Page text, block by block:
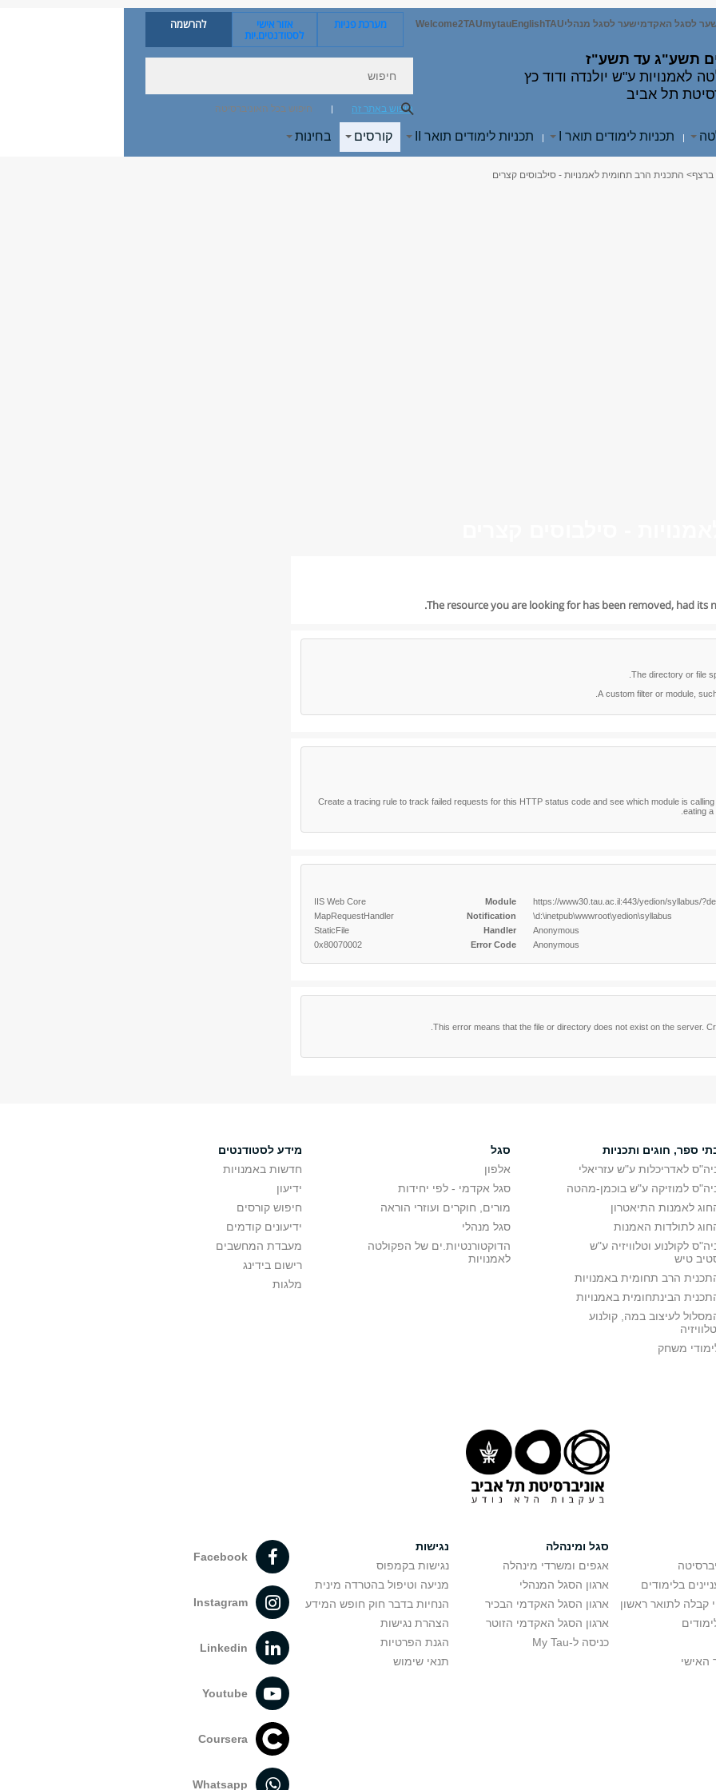
תשע"ג עד תשע"ז
לאמנויות ע"ש יולנדה ודוד כץ
תל אביב
לסגל האקדמישער לסגל מנהליTAU
English
mytau
Welcome2TAU מערכת פניות אזור אישי
לסטודנטים.יות
להרשמה
חיפוש באתר זה חיפוש בכל האוניברסיטה
תכניות לימודים תואר I תכניות לימודים תואר II קורסים בחינות
ברצף> התכנית הרב תחומית לאמנויות - סילבוסים קצרים
The resource you are looking for has been removed, had its
The directory or file
A custom filter or module,
Create a tracing rule to track failed requests for this HTTP status code and see which module is
eating
Module
IIS Web Core
Notification
MapRequestHandler
Handler
StaticFile
Error Code
0x80070002
This error means that the file or directory does not exist on the server.
ספר, חוגים ותכניות
לאדריכלות ע"ש עזריאלי
למוזיקה ע"ש בוכמן-מהטה
לאמנות התיאטרון
לתולדות האמנות
לקולנוע וטלוויזיה ע"ש
טיש
הרב תחומית באמנויות
הבינתחומית באמנויות
לעיצוב במה, קולנוע
משחק
סגל
אלפון
סגל אקדמי - לפי יחידות
מורים, חוקרים ועוזרי הוראה
סגל מנהלי
הדוקטורנטיות.ים של הפקולטה
לאמנויות
מידע לסטודנטים
חדשות באמנויות
ידיעון
חיפוש קורסים
ידיעונים קודמים
מעבדת המחשבים
רישום בידינג
מלגות
בלימודים
קבלה לתואר ראשון
האישי
סגל ומינהלה
אגפים ומשרדי מינהלה
ארגון הסגל המנהלי
ארגון הסגל האקדמי הבכיר
ארגון הסגל האקדמי הזוטר
כניסה ל-My Tau
נגישות
נגישות בקמפוס
מניעה וטיפול בהטרדה מינית
הנחיות בדבר חוק חופש המידע
הצהרת נגישות
הגנת הפרטיות
תנאי שימוש
Facebook
Instagram
Linkedin
Youtube
Coursera
Whatsapp